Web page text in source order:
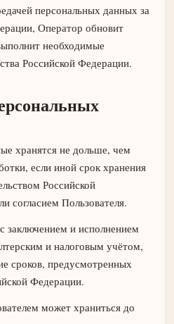
персональных данных за
Оператор обновит
необходимые
Российской Федерации.
хранятся не дольше, чем
если иной срок хранения
Российской
согласием Пользователя.
заключением и исполнением
и налоговым учётом,
сроков, предусмотренных
Федерации.
может храниться до